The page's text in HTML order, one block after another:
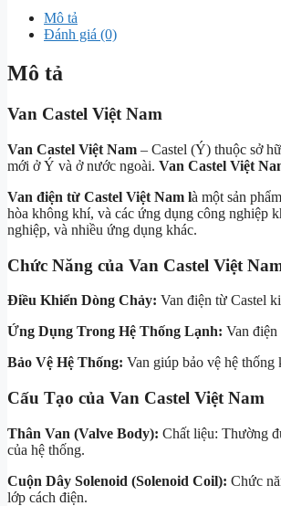
Mô tả
Đánh giá (0)
Mô tả
Van Castel Việt Nam
Van Castel Việt Nam – Castel (Ý) thuộc sở
mới ở Ý và ở nước ngoài. Van Castel Việt
Van điện từ Castel Việt Nam là một sản
hòa không khí, và các ứng dụng công nghiệp
nghiệp, và nhiều ứng dụng khác.
Chức Năng của Van Castel Việt
Điều Khiển Dòng Chảy: Van điện từ Castel
Ứng Dụng Trong Hệ Thống Lạnh: Van
Bảo Vệ Hệ Thống: Van giúp bảo vệ hệ thống
Cấu Tạo của Van Castel Việt Nam
Thân Van (Valve Body): Chất liệu: Thường
của hệ thống.
Cuộn Dây Solenoid (Solenoid Coil): Chức
lớp cách điện.